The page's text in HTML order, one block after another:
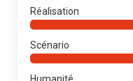
Réalisation
Scénario